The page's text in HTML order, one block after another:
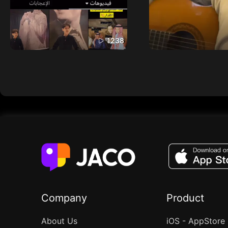
1238
Company
About Us
Product
iOS - AppStore